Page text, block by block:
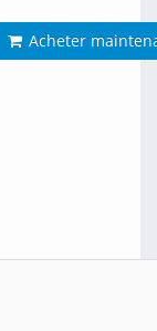
Acheter